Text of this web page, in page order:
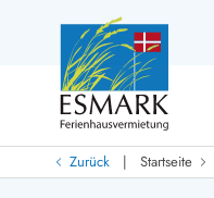
Last Minute
Zurück | Startseite